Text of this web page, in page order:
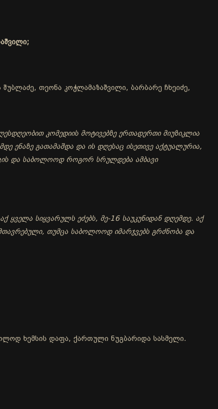
თეონა კოჭლამაზაშვილი, ბარბარე ჩხეიძე,
კომედიის მოტივებზე ერთადერთი მიუზიკლია
ენაზე გათამაშდა და ის დღესაც ისეთივე აქტუალურია,
და საბოლოოდ როგორ სრულდება ამბავი
ყველა სიყვარულს ეძებს, მე-16 საუკუნიდან დღემდე. აქ
თუმცა საბოლოოდ იმარჯვებს გრძნობა და
ხემსის დაფა, ქართული ნუგბარიდა სასმელი.